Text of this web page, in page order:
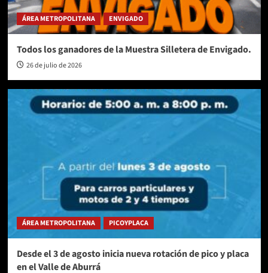
ÁREA METROPOLITANA ENVIGADO
Todos los ganadores de la Muestra Silletera de Envigado.
26 de julio de 2026
ÁREA METROPOLITANA PICOYPLACA
Desde el 3 de agosto inicia nueva rotación de pico y placa
en el Valle de Aburrá